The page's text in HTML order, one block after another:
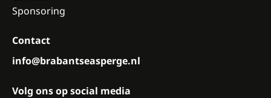
Sponsoring
Contact
info@brabantseasperge.nl
Volg ons op social media